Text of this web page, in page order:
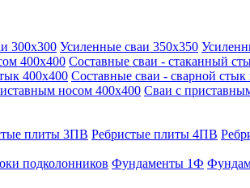
300х300 Усиленные сваи 350х350
400х400 Составные сваи - стаканный
400х400 Составные сваи - сварной
носом 400х400 Сваи с
плиты 3ПВ Ребристые плиты 4ПВ
подколонников Фундаменты 1Ф